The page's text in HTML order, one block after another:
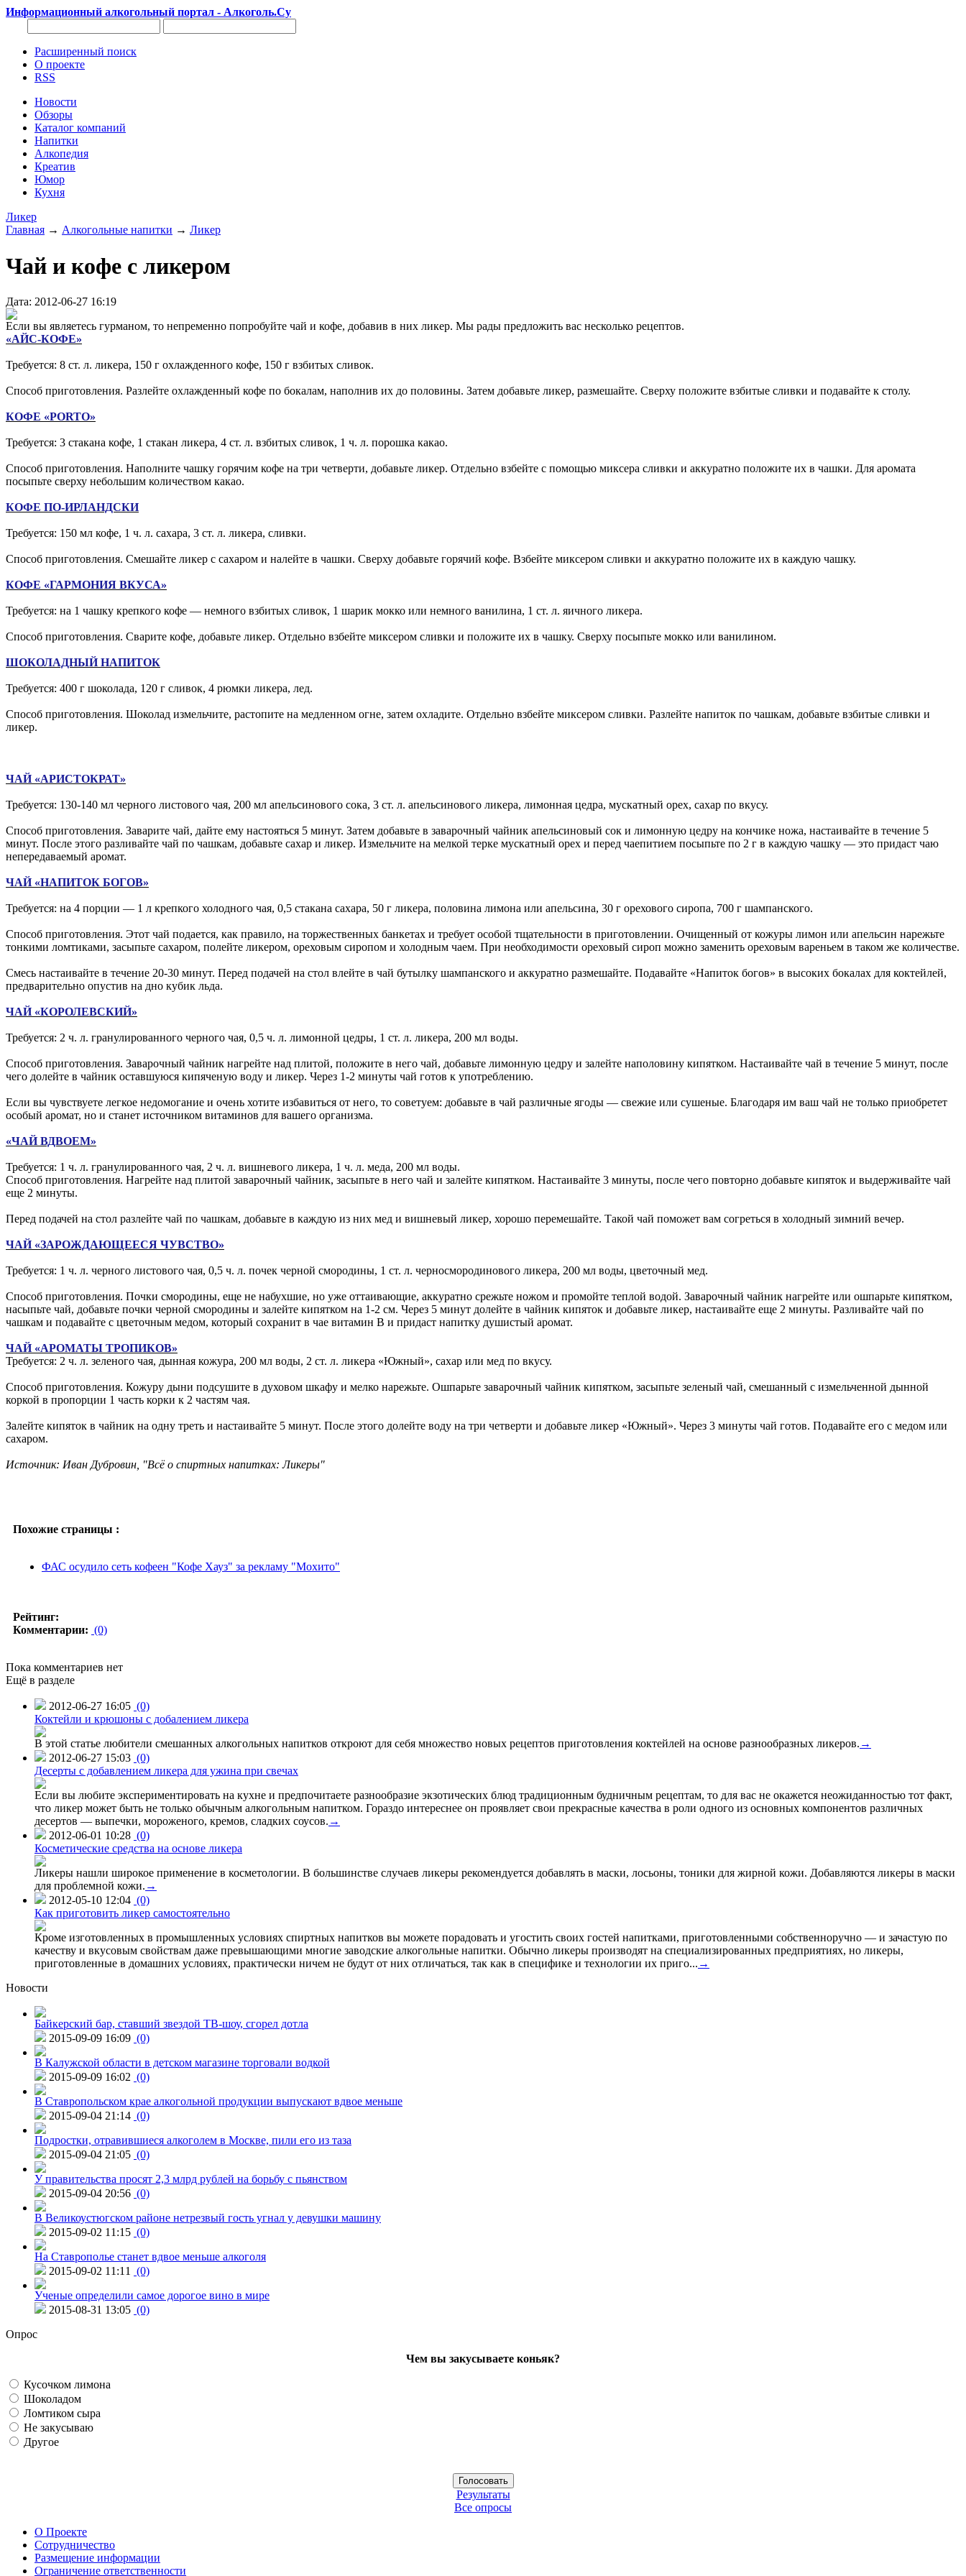
Информационный алкогольный портал - Алкоголь.Су
Расширенный поиск
О проекте
RSS
Новости
Обзоры
Каталог компаний
Напитки
Алкопедия
Креатив
Юмор
Кухня
Ликер
Главная → Алкогольные напитки → Ликер
Чай и кофе с ликером
Дата: 2012-06-27 16:19
Если вы являетесь гурманом, то непременно попробуйте чай и кофе, добавив в них ликер. Мы рады предложить вас несколько рецептов.
«АЙС-КОФЕ»
Требуется: 8 ст. л. ликера, 150 г охлажденного кофе, 150 г взбитых сливок.
Способ приготовления. Разлейте охлажденный кофе по бокалам, наполнив их до половины. Затем добавьте ликер, размешайте. Сверху положите взбитые сливки и подавайте к столу.
КОФЕ «PORTO»
Требуется: 3 стакана кофе, 1 стакан ликера, 4 ст. л. взбитых сливок, 1 ч. л. порошка какао.
Способ приготовления. Наполните чашку горячим кофе на три четверти, добавьте ликер. Отдельно взбейте с помощью миксера сливки и аккуратно положите их в чашки. Для аромата
посыпьте сверху небольшим количеством какао.
КОФЕ ПО-ИРЛАНДСКИ
Требуется: 150 мл кофе, 1 ч. л. сахара, 3 ст. л. ликера, сливки.
Способ приготовления. Смешайте ликер с сахаром и налейте в чашки. Сверху добавьте горячий кофе. Взбейте миксером сливки и аккуратно положите их в каждую чашку.
КОФЕ «ГАРМОНИЯ ВКУСА»
Требуется: на 1 чашку крепкого кофе — немного взбитых сливок, 1 шарик мокко или немного ванилина, 1 ст. л. яичного ликера.
Способ приготовления. Сварите кофе, добавьте ликер. Отдельно взбейте миксером сливки и положите их в чашку. Сверху посыпьте мокко или ванилином.
ШОКОЛАДНЫЙ НАПИТОК
Требуется: 400 г шоколада, 120 г сливок, 4 рюмки ликера, лед.
Способ приготовления. Шоколад измельчите, растопите на медленном огне, затем охладите. Отдельно взбейте миксером сливки. Разлейте напиток по чашкам, добавьте взбитые сливки и
ликер.
ЧАЙ «АРИСТОКРАТ»
Требуется: 130-140 мл черного листового чая, 200 мл апельсинового сока, 3 ст. л. апельсинового ликера, лимонная цедра, мускатный орех, сахар по вкусу.
Способ приготовления. Заварите чай, дайте ему настояться 5 минут. Затем добавьте в заварочный чайник апельсиновый сок и лимонную цедру на кончике ножа, настаивайте в течение 5
минут. После этого разливайте чай по чашкам, добавьте сахар и ликер. Измельчите на мелкой терке мускатный орех и перед чаепитием посыпьте по 2 г в каждую чашку — это придаст чаю
непередаваемый аромат.
ЧАЙ «НАПИТОК БОГОВ»
Требуется: на 4 порции — 1 л крепкого холодного чая, 0,5 стакана сахара, 50 г ликера, половина лимона или апельсина, 30 г орехового сиропа, 700 г шампанского.
Способ приготовления. Этот чай подается, как правило, на торжественных банкетах и требует особой тщательности в приготовлении. Очищенный от кожуры лимон или апельсин нарежьте
тонкими ломтиками, засыпьте сахаром, полейте ликером, ореховым сиропом и холодным чаем. При необходимости ореховый сироп можно заменить ореховым вареньем в таком же количестве.
Смесь настаивайте в течение 20-30 минут. Перед подачей на стол влейте в чай бутылку шампанского и аккуратно размешайте. Подавайте «Напиток богов» в высоких бокалах для коктейлей,
предварительно опустив на дно кубик льда.
ЧАЙ «КОРОЛЕВСКИЙ»
Требуется: 2 ч. л. гранулированного черного чая, 0,5 ч. л. лимонной цедры, 1 ст. л. ликера, 200 мл воды.
Способ приготовления. Заварочный чайник нагрейте над плитой, положите в него чай, добавьте лимонную цедру и залейте наполовину кипятком. Настаивайте чай в течение 5 минут, после
чего долейте в чайник оставшуюся кипяченую воду и ликер. Через 1-2 минуты чай готов к употреблению.
Если вы чувствуете легкое недомогание и очень хотите избавиться от него, то советуем: добавьте в чай различные ягоды — свежие или сушеные. Благодаря им ваш чай не только приобретет
особый аромат, но и станет источником витаминов для вашего организма.
«ЧАЙ ВДВОЕМ»
Требуется: 1 ч. л. гранулированного чая, 2 ч. л. вишневого ликера, 1 ч. л. меда, 200 мл воды.
Способ приготовления. Нагрейте над плитой заварочный чайник, засыпьте в него чай и залейте кипятком. Настаивайте 3 минуты, после чего повторно добавьте кипяток и выдерживайте чай
еще 2 минуты.
Перед подачей на стол разлейте чай по чашкам, добавьте в каждую из них мед и вишневый ликер, хорошо перемешайте. Такой чай поможет вам согреться в холодный зимний вечер.
ЧАЙ «ЗАРОЖДАЮЩЕЕСЯ ЧУВСТВО»
Требуется: 1 ч. л. черного листового чая, 0,5 ч. л. почек черной смородины, 1 ст. л. черносмородинового ликера, 200 мл воды, цветочный мед.
Способ приготовления. Почки смородины, еще не набухшие, но уже оттаивающие, аккуратно срежьте ножом и промойте теплой водой. Заварочный чайник нагрейте или ошпарьте кипятком,
насыпьте чай, добавьте почки черной смородины и залейте кипятком на 1-2 см. Через 5 минут долейте в чайник кипяток и добавьте ликер, настаивайте еще 2 минуты. Разливайте чай по
чашкам и подавайте с цветочным медом, который сохранит в чае витамин В и придаст напитку душистый аромат.
ЧАЙ «АРОМАТЫ ТРОПИКОВ»
Требуется: 2 ч. л. зеленого чая, дынная кожура, 200 мл воды, 2 ст. л. ликера «Южный», сахар или мед по вкусу.
Способ приготовления. Кожуру дыни подсушите в духовом шкафу и мелко нарежьте. Ошпарьте заварочный чайник кипятком, засыпьте зеленый чай, смешанный с измельченной дынной
коркой в пропорции 1 часть корки к 2 частям чая.
Залейте кипяток в чайник на одну треть и настаивайте 5 минут. После этого долейте воду на три четверти и добавьте ликер «Южный». Через 3 минуты чай готов. Подавайте его с медом или
сахаром.
Источник: Иван Дубровин, "Всё о спиртных напитках: Ликеры"
Похожие страницы :
ФАС осудило сеть кофеен "Кофе Хауз" за рекламу "Мохито"
Рейтинг:
Комментарии: (0)
Пока комментариев нет
Ещё в разделе
2012-06-27 16:05 (0)
Коктейли и крюшоны с добалением ликера
В этой статье любители смешанных алкогольных напитков откроют для себя множество новых рецептов приготовления коктейлей на основе разнообразных ликеров. →
2012-06-27 15:03 (0)
Десерты с добавлением ликера для ужина при свечах
Если вы любите экспериментировать на кухне и предпочитаете разнообразие экзотических блюд традиционным будничным рецептам, то для вас не окажется неожиданностью тот факт,
что ликер может быть не только обычным алкогольным напитком. Гораздо интереснее он проявляет свои прекрасные качества в роли одного из основных компонентов различных
десертов — выпечки, мороженого, кремов, сладких соусов. →
2012-06-01 10:28 (0)
Косметические средства на основе ликера
Ликеры нашли широкое применение в косметологии. В большинстве случаев ликеры рекомендуется добавлять в маски, лосьоны, тоники для жирной кожи. Добавляются ликеры в маски
для проблемной кожи. →
2012-05-10 12:04 (0)
Как приготовить ликер самостоятельно
Кроме изготовленных в промышленных условиях спиртных напитков вы можете порадовать и угостить своих гостей напитками, приготовленными собственноручно — и зачастую по
качеству и вкусовым свойствам даже превышающими многие заводские алкогольные напитки. Обычно ликеры производят на специализированных предприятиях, но ликеры,
приготовленные в домашних условиях, практически ничем не будут от них отличаться, так как в специфике и технологии их приго... →
Новости
Байкерский бар, ставший звездой ТВ-шоу, сгорел дотла
2015-09-09 16:09 (0)
В Калужской области в детском магазине торговали водкой
2015-09-09 16:02 (0)
В Ставропольском крае алкогольной продукции выпускают вдвое меньше
2015-09-04 21:14 (0)
Подростки, отравившиеся алкоголем в Москве, пили его из таза
2015-09-04 21:05 (0)
У правительства просят 2,3 млрд рублей на борьбу с пьянством
2015-09-04 20:56 (0)
В Великоустюгском районе нетрезвый гость угнал у девушки машину
2015-09-02 11:15 (0)
На Ставрополье станет вдвое меньше алкоголя
2015-09-02 11:11
(0)
Ученые определили самое дорогое вино в мире
2015-08-31 13:05 (0)
Опрос
Чем вы закусываете коньяк?
Кусочком лимона
Шоколадом
Ломтиком сыра
Не закусываю
Другое
Результаты
Все опросы
О Проекте
Сотрудничество
Размещение информации
Ограничение ответственности